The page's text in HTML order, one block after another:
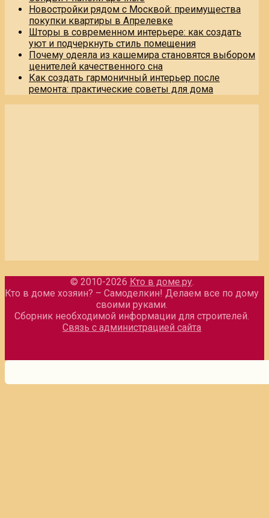
Новостройки рядом с Москвой: преимущества
покупки квартиры в Апрелевке
Шторы в современном интерьере: как создать
уют и подчеркнуть стиль помещения
Почему одеяла из кашемира становятся выбором
ценителей качественного сна
Как создать гармоничный интерьер после
ремонта: практические советы для дома
© 2010-2026 Кто в доме.ру.
Кто в доме хозяин? – Самоделкин! Делаем все по дому
своими руками.
Сборник необходимой информации для строителей.
Связь с администрацией сайта